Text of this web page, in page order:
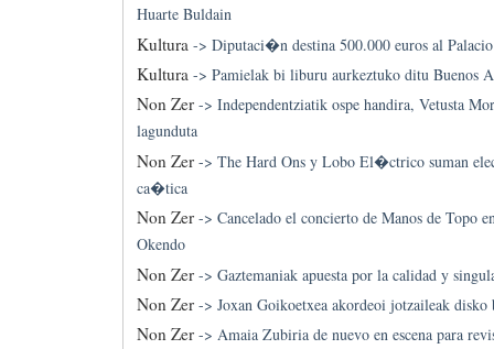
Huarte Buldain
Kultura -> Diputaci�n destina 500.000 euros al
Kultura-> Pamielak bi liburu aurkeztuko ditu Buenos
Non Zer-> Independentziatik ospe handira, Vetusta
lagunduta
Non Zer-> The Hard Ons y Lobo El�ctrico suman
ca�tica
Non Zer-> Cancelado el concierto de Manos de Topo
Okendo
Non Zer-> Gaztemaniak apuesta por la calidad y
Non Zer-> Joxan Goikoetxea akordeoi jotzaileak disko
Non Zer-> Amaia Zubiria de nuevo en escena para